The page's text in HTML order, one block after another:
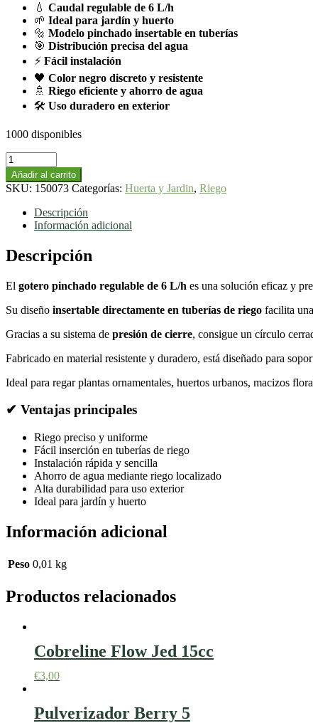
💧 Caudal regulable de 6 L/h
🌱 Ideal para jardín y huerto
🔩 Modelo pinchado insertable en tuberías
🎯 Distribución precisa del agua
⚡ Fácil instalación
🖤 Color negro discreto y resistente
🚿 Riego eficiente y ahorro de agua
🛠️ Uso duradero en exterior
1000 disponibles
Gotero
Pinchado
Regulable
6
para
por
Goteo
Añadir al carrito
SKU: 150073 Categorías: Huerta y Jardin, Riego
Descripción
Información adicional
Descripción
El gotero pinchado regulable de 6 L/h es una solución eficaz y
Su diseño insertable directamente en tuberías de riego facilita
Gracias a su sistema de presión de cierre, consigue un círculo
Fabricado en material resistente y duradero, está diseñado para
Ideal para regar plantas ornamentales, huertos urbanos, macizos
✔ Ventajas principales
Riego preciso y uniforme
Fácil inserción en tuberías de riego
Instalación rápida y sencilla
Ahorro de agua mediante riego localizado
Alta durabilidad para uso exterior
Ideal para jardín y huerto
Información adicional
Peso 0,01 kg
Productos relacionados
Cobreline Flow Jed 15cc
€3,00
Pulverizador Berry 5